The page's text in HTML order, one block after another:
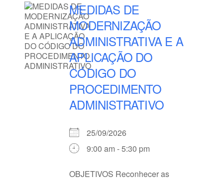
MEDIDAS DE
MODERNIZAÇÃO
ADMINISTRATIVA E A
APLICAÇÃO DO
CÓDIGO DO
PROCEDIMENTO
ADMINISTRATIVO
25/09/2026
9:00 am - 5:30 pm
OBJETIVOS Reconhecer as